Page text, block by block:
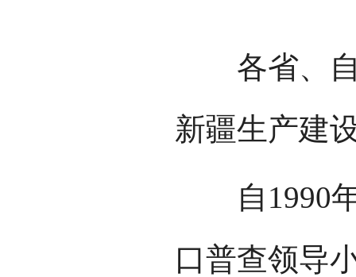
各省、自
新疆生产建
自1990年
口普查领导